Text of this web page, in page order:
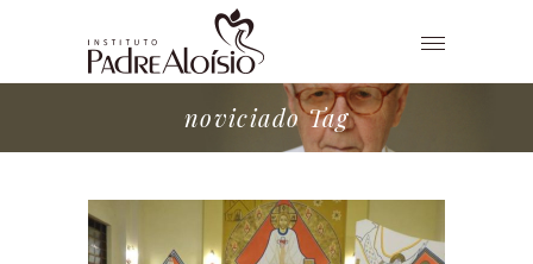
noviciado Tag